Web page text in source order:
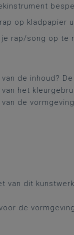
op kladpapier
rap/song op te
de inhoud?
het
de
van dit
de